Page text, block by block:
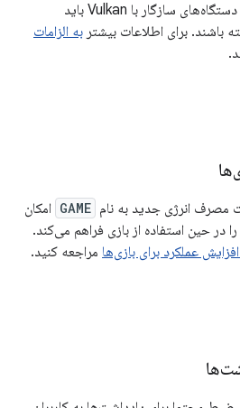
برای اندروید ۱۴ و بالاتر، تمام دستگاه‌های سازگار با Vulkan باید
به الزامات
GAME امکان
حین استفاده از بازی فراهم می‌کند.
عملکرد برای بازی‌هامراجعه کنید.